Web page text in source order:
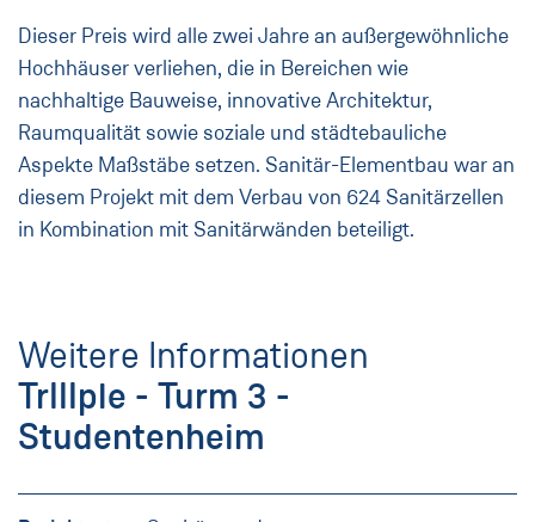
Dieser Preis wird alle zwei Jahre an außergewöhnliche
Hochhäuser verliehen, die in Bereichen wie
nachhaltige Bauweise, innovative Architektur,
Raumqualität sowie soziale und städtebauliche
Aspekte Maßstäbe setzen. Sanitär-Elementbau war an
diesem Projekt mit dem Verbau von 624 Sanitärzellen
in Kombination mit Sanitärwänden beteiligt.
Weitere Informationen
TrIIIple - Turm 3 -
Studentenheim